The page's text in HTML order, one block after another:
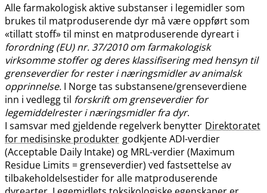
Alle farmakologisk aktive substanser i legemidler som
brukes til matproduserende dyr må være oppført som
«tillatt stoff» til minst en matproduserende dyreart i
forordning (EU) nr. 37/2010 om farmakologisk
virksomme stoffer og deres klassifisering med hensyn til
grenseverdier for rester i næringsmidler av animalsk
opprinnelse. I Norge tas substansene​/​grenseverdiene
inn i vedlegg til forskrift om grenseverdier for
legemiddelrester i næringsmidler fra dyr.
I samsvar med gjeldende regelverk benytter Direktoratet
for medisinske produkter godkjente ADI-verdier
(Acceptable Daily Intake) og MRL-verdier (Maximum
Residue Limits = grenseverdier) ved fastsettelse av
tilbakeholdelsestider for alle matproduserende